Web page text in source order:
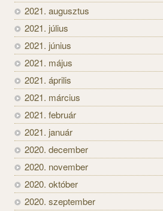
2021. augusztus
2021. július
2021. június
2021. május
2021. április
2021. március
2021. február
2021. január
2020. december
2020. november
2020. október
2020. szeptember